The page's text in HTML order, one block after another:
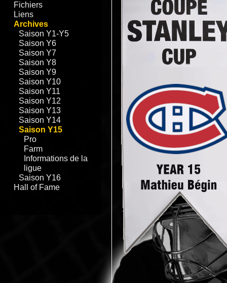
Fichiers
Liens
Archives
Saison Y1-Y5
Saison Y6
Saison Y7
Saison Y8
Saison Y9
Saison Y10
Saison Y11
Saison Y12
Saison Y13
Saison Y14
Saison Y15
Pro
Farm
Informations de la
ligue
Saison Y16
Hall of Fame